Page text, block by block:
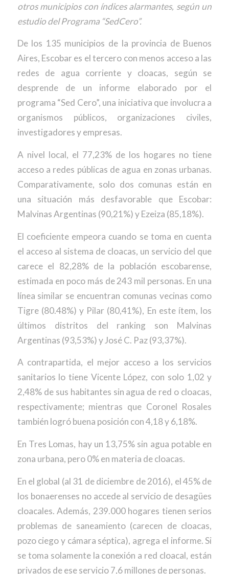
otros municipios con índices alarmantes, según un
estudio del Programa “SedCero”.
De los 135 municipios de la provincia de Buenos
Aires, Escobar es el tercero con menos acceso a las
redes de agua corriente y cloacas, según se
desprende de un informe elaborado por el
programa “Sed Cero”, una iniciativa que involucra a
organismos públicos, organizaciones civiles,
investigadores y empresas.
A nivel local, el 77,23% de los hogares no tiene
acceso a redes públicas de agua en zonas urbanas.
Comparativamente, solo dos comunas están en
una situación más desfavorable que Escobar:
Malvinas Argentinas (90,21%) y Ezeiza (85,18%).
El coeficiente empeora cuando se toma en cuenta
el acceso al sistema de cloacas, un servicio del que
carece el 82,28% de la población escobarense,
estimada en poco más de 243 mil personas. En una
línea similar se encuentran comunas vecinas como
Tigre (80.48%) y Pilar (80,41%), En este ítem, los
últimos distritos del ranking son Malvinas
Argentinas (93,53%) y José C. Paz (93,37%).
A contrapartida, el mejor acceso a los servicios
sanitarios lo tiene Vicente López, con solo 1,02 y
2,48% de sus habitantes sin agua de red o cloacas,
respectivamente; mientras que Coronel Rosales
también logró buena posición con 4,18 y 6,18%.
En Tres Lomas, hay un 13,75% sin agua potable en
zona urbana, pero 0% en materia de cloacas.
En el global (al 31 de diciembre de 2016), el 45% de
los bonaerenses no accede al servicio de desagües
cloacales. Además, 239.000 hogares tienen serios
problemas de saneamiento (carecen de cloacas,
pozo ciego y cámara séptica), agrega el informe. Si
se toma solamente la conexión a red cloacal, están
privados de ese servicio 7,6 millones de personas.